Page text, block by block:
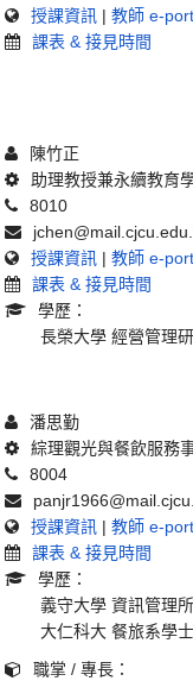
授課資訊 |教師 e-
課表 & 接見時間
陳竹正
助理教授兼永續教育
8010
授課資訊 |教師 e-
課表 & 接見時間
學歷：
長榮大學 經營管理
潘思勤
綜理觀光與餐飲服務
8004
授課資訊 |教師 e-
課表 & 接見時間
學歷：
義守大學 資訊管理
大仁科大 餐旅系學士
職掌 / 專長：